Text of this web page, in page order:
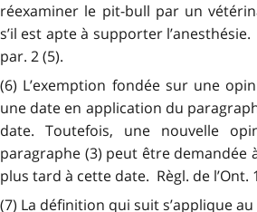
réexaminer le pit-bull par un
s’il est apte à supporter l’anesthésie.
par. 2 (5).
(6) L’exemption fondée sur une
une date en application du
date. Toutefois, une nouvelle
paragraphe (3) peut être demandée
plus tard à cette date. Règl. de l’Ont.
(7) La définition qui suit s’applique